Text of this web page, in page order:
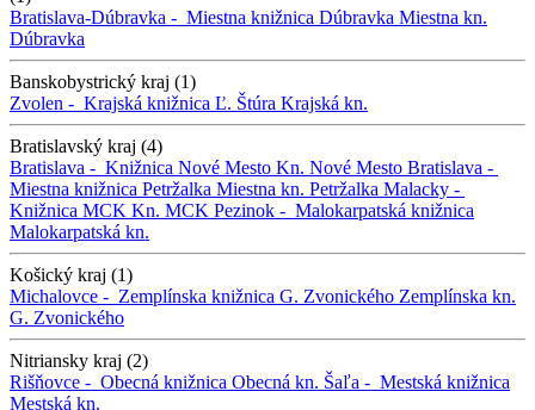
Bratislava-Dúbravka - Miestna knižnica Dúbravka Miestna kn.
Dúbravka
Banskobystrický kraj (1)
Zvolen - Krajská knižnica Ľ. Štúra Krajská kn.
Bratislavský kraj (4)
Bratislava - Knižnica Nové Mesto Kn. Nové Mesto Bratislava -
Miestna knižnica Petržalka Miestna kn. Petržalka Malacky -
Knižnica MCK Kn. MCK Pezinok - Malokarpatská knižnica
Malokarpatská kn.
Košický kraj (1)
Michalovce - Zemplínska knižnica G. Zvonického Zemplínska kn.
G. Zvonického
Nitriansky kraj (2)
Rišňovce - Obecná knižnica Obecná kn. Šaľa - Mestská knižnica
Mestská kn.